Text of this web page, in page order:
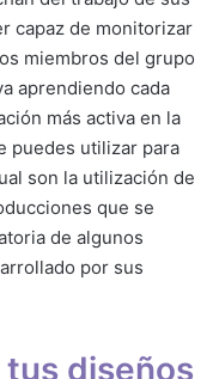
capaz de monitorizar
miembros del grupo
aprendiendo cada
más activa en la
puedes utilizar para
son la utilización de
que se
de algunos
por sus
diseños